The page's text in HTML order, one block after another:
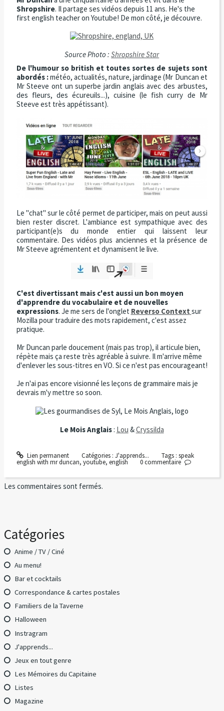
Shropshire. Il partage ses vidéos depuis 11 ans. He's the
first english teacher on Youtube! De mon côté, je découvre.
Source Photo :Shropshire Star
De l'humour so british et toutes sortes de sujets sont
abordés :météo, actualités, nature, jardinage (Mr Duncan et
Mr Steeve ont un superbe jardin anglais avec des arbustes,
des fleurs, des écureuils...), cuisine (le fish curry de Mr
Steeve est très appétissant).
Le "chat" sur le côté permet de participer, mais on peut aussi
bien rester discret. L'ambiance est sympathique avec des
participant(e)s du monde entier qui laissent leur
commentaire. Des vidéos plus anciennes et la présence de
Mr Steeve agrémentent et dynamisent le live.
C'est divertissant mais c'est aussi un bon moyen
d'apprendre du vocabulaire et de nouvelles
expressions. Je me sers de l'onglet Reverso Context sur
Mozilla pour traduire des mots rapidement, c'est assez
pratique.
Mr Duncan parle doucement (mais pas trop), il articule bien,
répète mais ça reste très agréable à suivre. Il m'arrive même
d'enlever les sous-titres en VO. Si ce n'est pas encourageant!
Je n'ai pas encore visionné les leçons de grammaire mais je
devrais m'y mettre so soon.
Le Mois Anglais: Lou &Cryssilda
Lien permanent Catégories : J'apprends... Tags : speak
english with mr duncan, youtube, english 0commentaire
Les commentaires sont fermés.
Catégories
Anime / TV / Ciné
Au menu!
Bar et cocktails
Correspondance & cartes postales
Familiers de la Taverne
Halloween
Instragram
J'apprends...
Jeux en tout genre
Les Mémoires du Capitaine
Listes
Magazine